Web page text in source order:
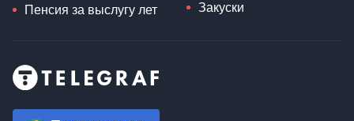
Пенсия за выслугу лет Закуски